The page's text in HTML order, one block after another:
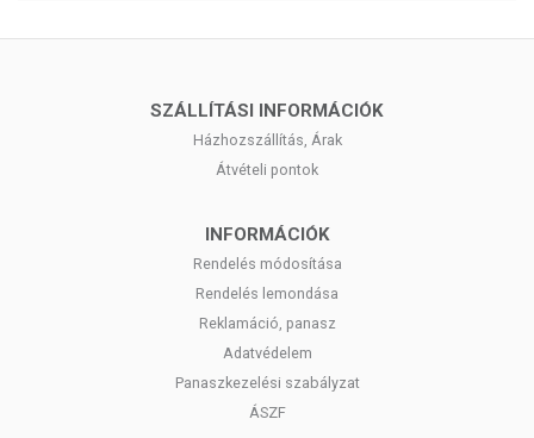
SZÁLLÍTÁSI INFORMÁCIÓK
Házhozszállítás, Árak
Átvételi pontok
INFORMÁCIÓK
Rendelés módosítása
Rendelés lemondása
Reklamáció, panasz
Adatvédelem
Panaszkezelési szabályzat
ÁSZF